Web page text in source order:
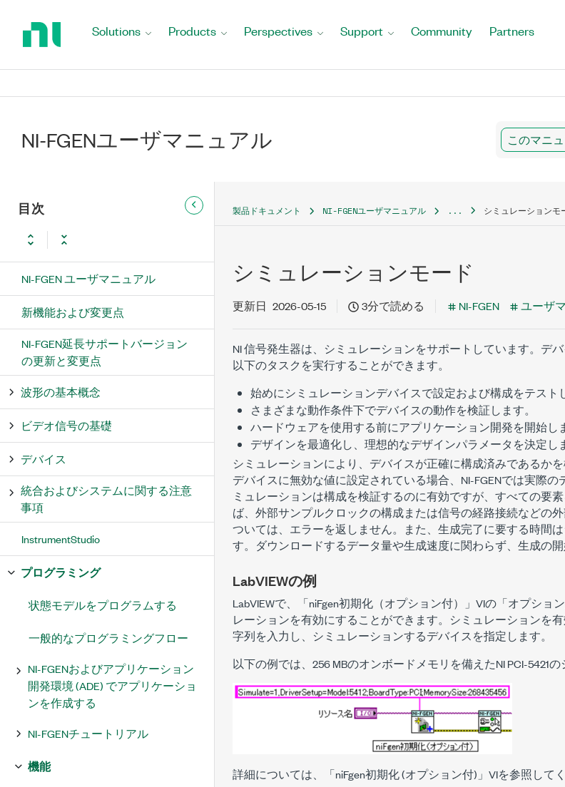
Solutions Products Perspectives Support Community Partners
NI-FGENユーザマニュアル このマニ
目次
NI-FGEN ユーザマニュアル
新機能および変更点
NI-FGEN延長サポートバージョン
の更新と変更点
波形の基本概念
ビデオ信号の基礎
デバイス
統合およびシステムに関する注意
事項
InstrumentStudio
プログラミング
状態モデルをプログラムする
一般的なプログラミングフロー
NI-FGENおよびアプリケーション
開発環境 (ADE) でアプリケーショ
ンを作成する
NI-FGENチュートリアル
機能
製品ドキュメント NI-FGENユーザマニュアル ... シミュレーションモ
シミュレーションモード
更新日 2026-05-15 3分で読める NI-FGEN ユーザ
NI 信号発生器は、シミュレーションをサポートしています。デ
以下のタスクを実行することができます。
始めにシミュレーションデバイスで設定および構成をテスト
さまざまな動作条件下でデバイスの動作を検証します。
ハードウェアを使用する前にアプリケーション開発を開始し
デザインを最適化し、理想的なデザインパラメータを決定し
シミュレーションにより、デバイスが正確に構成済みであるか
デバイスに無効な値に設定されている場合、NI-FGENでは実際
ミュレーションは構成を検証するのに有効ですが、すべての要
ば、外部サンプルクロックの構成または信号の経路接続などの
ついては、エラーを返しません。また、生成完了に要する時間
す。ダウンロードするデータ量や生成速度に関わらず、生成の
LabVIEWの例
LabVIEWで、「niFgen初期化（オプション付）」VIの「オプショ
レーションを有効にすることができます。シミュレーションを
字列を入力し、シミュレーションするデバイスを指定します。
以下の例では、256 MBのオンボードメモリを備えたNI PCI-5421
詳細については、「niFgen初期化 (オプション付)」VIを参照してく